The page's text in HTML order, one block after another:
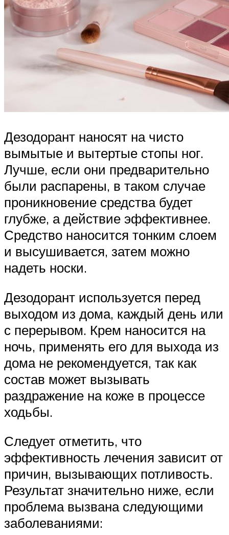
Дезодорант наносят на чисто
вымытые и вытертые стопы ног.
Лучше, если они предварительно
были распарены, в таком случае
проникновение средства будет
глубже, а действие эффективнее.
Средство наносится тонким слоем
и высушивается, затем можно
надеть носки.
Дезодорант используется перед
выходом из дома, каждый день или
с перерывом. Крем наносится на
ночь, применять его для выхода из
дома не рекомендуется, так как
состав может вызывать
раздражение на коже в процессе
ходьбы.
Следует отметить, что
эффективность лечения зависит от
причин, вызывающих потливость.
Результат значительно ниже, если
проблема вызвана следующими
заболеваниями: